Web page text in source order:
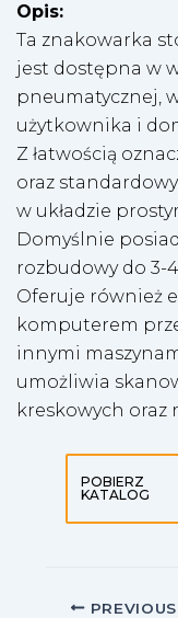
Opis:
Ta znakowarka
jest dostępna w
pneumatycznej,
użytkownika i
Z łatwością
oraz
w układzie
Domyślnie
rozbudowy do 3-
Oferuje również
komputerem
innymi
umożliwia
kreskowych oraz
POBIERZ
KATALOG
Post PREVIOUS